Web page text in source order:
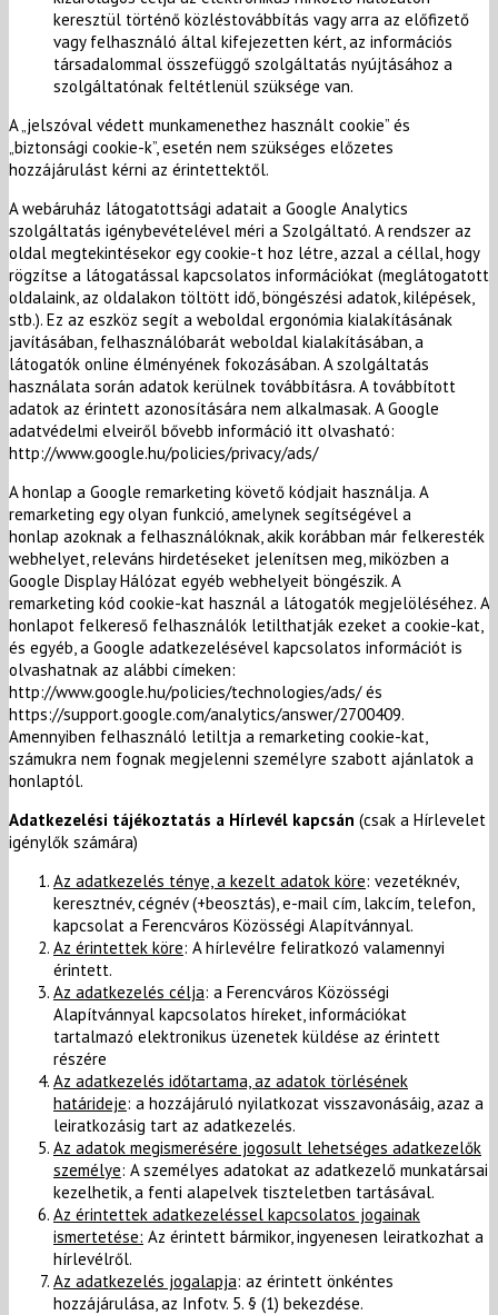
keresztül történő közléstovábbítás vagy arra az előfizető
vagy felhasználó által kifejezetten kért, az információs
társadalommal összefüggő szolgáltatás nyújtásához a
szolgáltatónak feltétlenül szüksége van.
A „jelszóval védett munkamenethez használt cookie” és
„biztonsági cookie-k”, esetén nem szükséges előzetes
hozzájárulást kérni az érintettektől.
A webáruház látogatottsági adatait a Google Analytics
szolgáltatás igénybevételével méri a Szolgáltató. A rendszer az
oldal megtekintésekor egy cookie-t hoz létre, azzal a céllal, hogy
rögzítse a látogatással kapcsolatos információkat (meglátogatott
oldalaink, az oldalakon töltött idő, böngészési adatok, kilépések,
stb.). Ez az eszköz segít a weboldal ergonómia kialakításának
javításában, felhasználóbarát weboldal kialakításában, a
látogatók online élményének fokozásában. A szolgáltatás
használata során adatok kerülnek továbbításra. A továbbított
adatok az érintett azonosítására nem alkalmasak. A Google
adatvédelmi elveiről bővebb információ itt olvasható:
http://www.google.hu/policies/privacy/ads/
A honlap a Google remarketing követő kódjait használja. A
remarketing egy olyan funkció, amelynek segítségével a
honlap azoknak a felhasználóknak, akik korábban már felkeresték
webhelyet, releváns hirdetéseket jelenítsen meg, miközben a
Google Display Hálózat egyéb webhelyeit böngészik. A
remarketing kód cookie-kat használ a látogatók megjelöléséhez. A
honlapot felkereső felhasználók letilthatják ezeket a cookie-kat,
és egyéb, a Google adatkezelésével kapcsolatos információt is
olvashatnak az alábbi címeken:
http://www.google.hu/policies/technologies/ads/ és
https://support.google.com/analytics/answer/2700409.
Amennyiben felhasználó letiltja a remarketing cookie-kat,
számukra nem fognak megjelenni személyre szabott ajánlatok a
honlaptól.
Adatkezelési tájékoztatás a Hírlevél kapcsán (csak a Hírlevelet
igénylők számára)
Az adatkezelés ténye, a kezelt adatok köre: vezetéknév,
keresztnév, cégnév (+beosztás), e-mail cím, lakcím, telefon,
kapcsolat a Ferencváros Közösségi Alapítvánnyal.
Az érintettek köre: A hírlevélre feliratkozó valamennyi
érintett.
Az adatkezelés célja: a Ferencváros Közösségi
Alapítvánnyal kapcsolatos híreket, információkat
tartalmazó elektronikus üzenetek küldése az érintett
részére
Az adatkezelés időtartama, az adatok törlésének
határideje: a hozzájáruló nyilatkozat visszavonásáig, azaz a
leiratkozásig tart az adatkezelés.
Az adatok megismerésére jogosult lehetséges adatkezelők
személye: A személyes adatokat az adatkezelő munkatársai
kezelhetik, a fenti alapelvek tiszteletben tartásával.
Az érintettek adatkezeléssel kapcsolatos jogainak
ismertetése: Az érintett bármikor, ingyenesen leiratkozhat a
hírlevélről.
Az adatkezelés jogalapja: az érintett önkéntes
hozzájárulása, az Infotv. 5. § (1) bekezdése.